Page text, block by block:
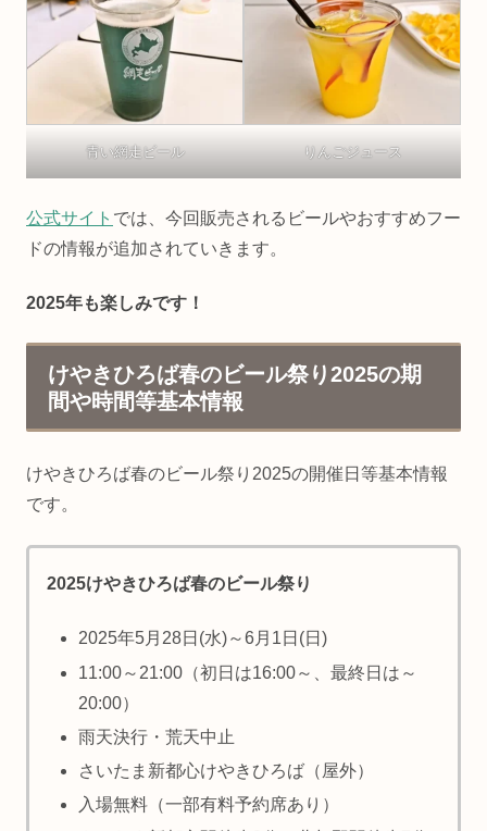
青い網走ビール りんごジュース
公式サイト では、今回販売されるビールやおすすめフー
ドの情報が追加されていきます。
2025年も楽しみです！
けやきひろば春のビール祭り2025の期
間や時間等基本情報
けやきひろば春のビール祭り2025の開催日等基本情報
です。
2025けやきひろば春のビール祭り
2025年5月28日(水)～6月1日(日)
11:00～21:00（初日は16:00～、最終日は～
20:00）
雨天決行・荒天中止
さいたま新都心けやきひろば（屋外）
入場無料（一部有料予約席あり）